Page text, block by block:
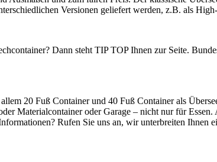
Versionen geliefert werden, z.B. als
Dann steht TIP TOP Ihnen zur Seite.
20 Fuß Container und 40 Fuß Container als
Materialcontainer oder Garage – nicht nur für Essen.
Rufen Sie uns an, wir unterbreiten Ihnen